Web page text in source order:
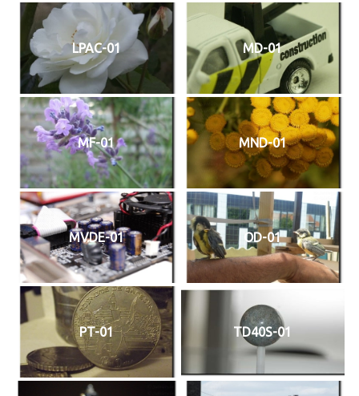
LPAC-01 MD-01
MF-01 MND-01
MVDE-01 OD-01
PT-01 TD40S-01